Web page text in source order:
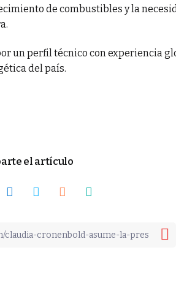
de combustibles y la
un perfil técnico con experiencia
del país.
el artículo